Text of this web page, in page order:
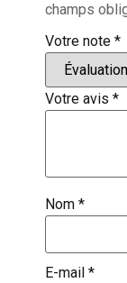
champs
Votre note *
Votre avis *
Nom *
E-mail *